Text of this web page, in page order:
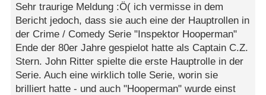
Sehr traurige Meldung :Ö( ich vermisse in dem
Bericht jedoch, dass sie auch eine der Hauptrollen in
der Crime / Comedy Serie "Inspektor Hooperman"
Ende der 80er Jahre gespielot hatte als Captain C.Z.
Stern. John Ritter spielte die erste Hauptrolle in der
Serie. Auch eine wirklich tolle Serie, worin sie
brilliert hatte - und auch "Hooperman" wurde einst